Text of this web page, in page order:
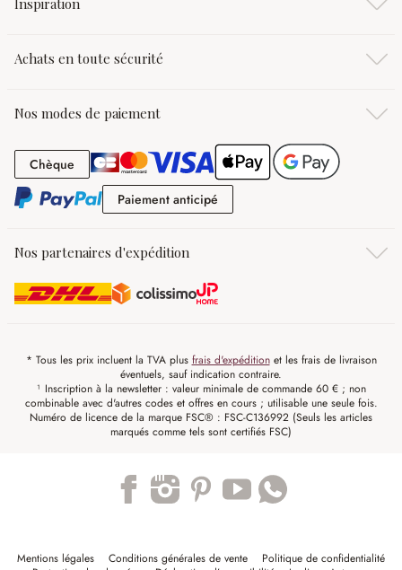
Inspiration
Achats en toute sécurité
Nos modes de paiement
Chèque Chèque
Paiement anticipé
Nos partenaires d'expédition
* Tous les prix incluent la TVA plus frais d'expéditionet les frais de livraison
éventuels, sauf indication contraire.
¹ Inscription à la newsletter : valeur minimale de commande 60 € ; non
combinable avec d'autres codes et offres en cours ; utilisable une seule fois.
Numéro de licence de la marque FSC® : FSC-C136992 (Seuls les articles
marqués comme tels sont certifiés FSC)
Mentions légales Conditions générales de vente
Politique de confidentialité